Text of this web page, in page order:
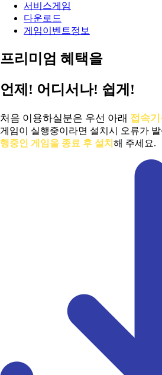
서비스게임
다운로드
게임이벤트정보
프리미엄 혜택을
언제! 어디서나! 쉽게!
처음 이용하실분은 우선 아래 접속
게임이 실행중이라면 설치시 오류가
행중인 게임을 종료 후 설치 해 주세요.